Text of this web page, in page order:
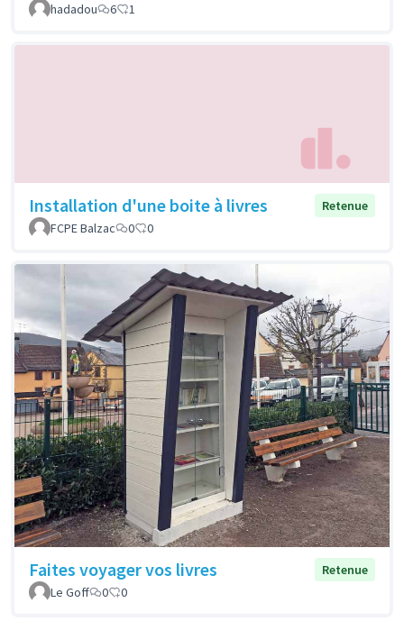
hadadou 6 1
Installation d'une boite à livres
Retenue
FCPE Balzac
0 0
Faites voyager vos livres
Retenue
Le Goff
0 0